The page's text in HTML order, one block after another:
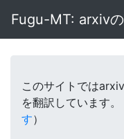
Fugu-MT: arxiv
このサイトでは
を翻訳しています。
す）